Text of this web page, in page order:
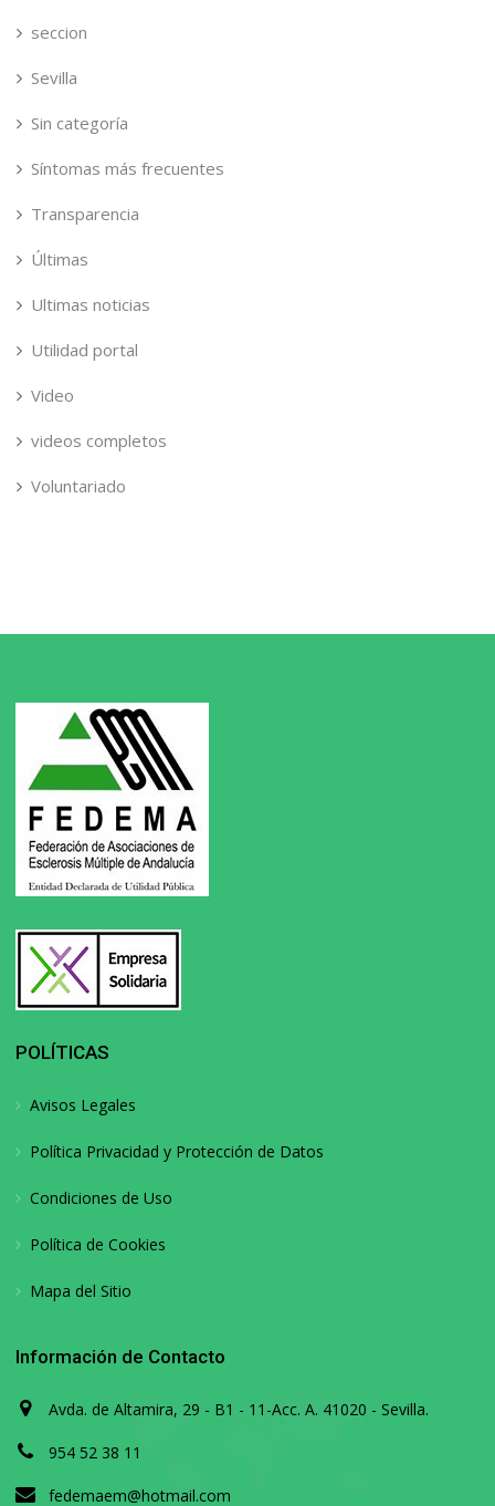
seccion
Sevilla
Sin categoría
Síntomas más frecuentes
Transparencia
Últimas
Ultimas noticias
Utilidad portal
Video
videos completos
Voluntariado
POLÍTICAS
Avisos Legales
Política Privacidad y Protección de Datos
Condiciones de Uso
Política de Cookies
Mapa del Sitio
Información de Contacto
Avda. de Altamira, 29 - B1 - 11-Acc. A. 41020 - Sevilla.
954 52 38 11
fedemaem@hotmail.com